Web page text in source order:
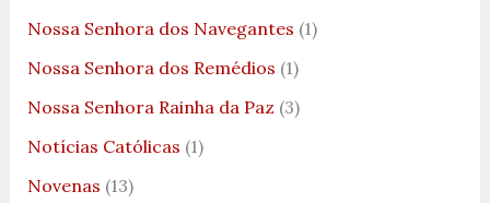
Nossa Senhora dos Navegantes (1)
Nossa Senhora dos Remédios (1)
Nossa Senhora Rainha da Paz (3)
Notícias Católicas (1)
Novenas (13)